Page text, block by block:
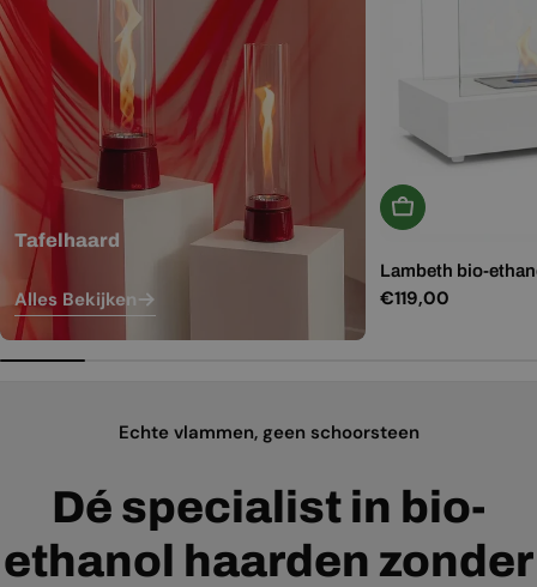
Tafelhaard
Alles Bekijken
In Winkelwagen
Lambeth bio-
Normale
€119,00
Echte vlammen, geen schoorsteen
Dé specialist in bio-
ethanol haarden zonder